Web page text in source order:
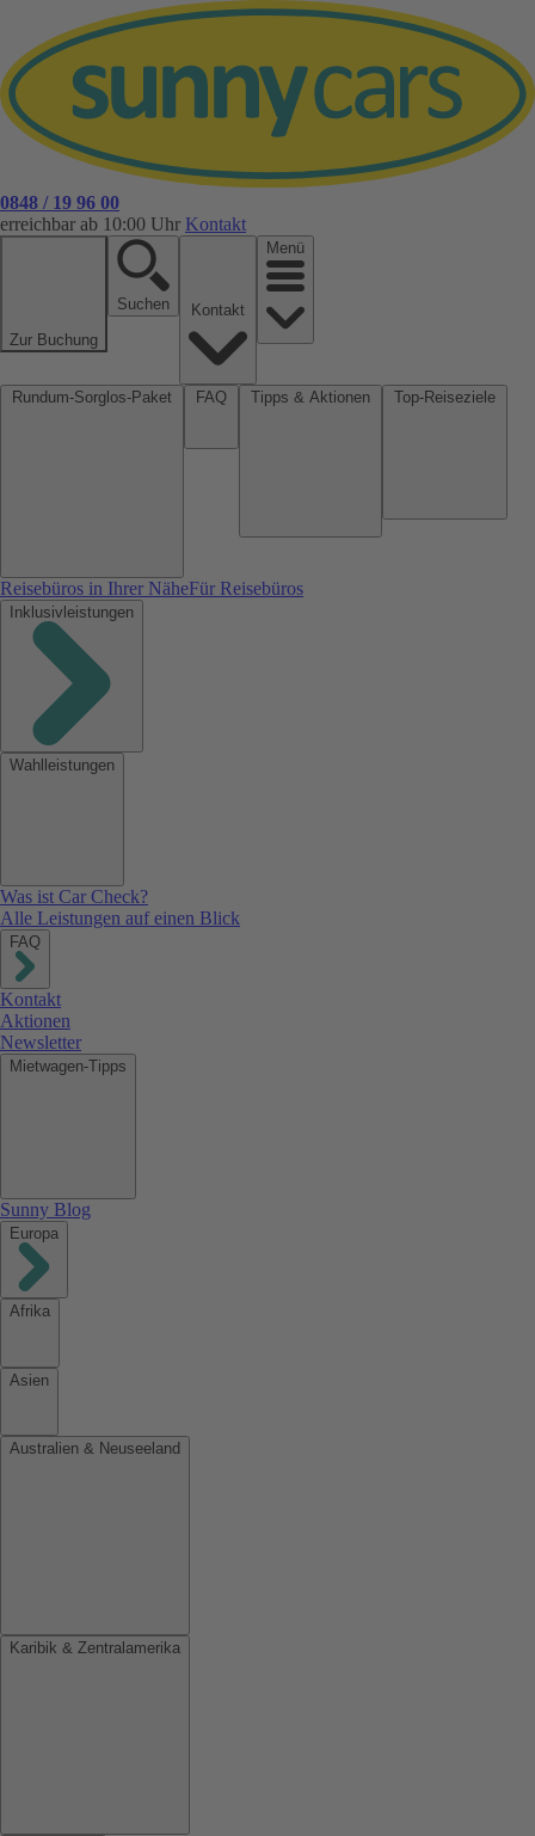
0848 / 19 96 00
erreichbar ab 10:00 Uhr Kontakt
Zur Buchung
Suchen
Menü
Reisebüros in Ihrer NäheFür Reisebüros
Inklusivleistungen
Wahlleistungen
Was ist Car Check?
Alle Leistungen auf einen Blick
FAQ
Kontakt
Aktionen
Newsletter
Mietwagen-Tipps
Sunny Blog
Europa
Afrika
Asien
Australien & Neuseeland
Karibik & Zentralamerika